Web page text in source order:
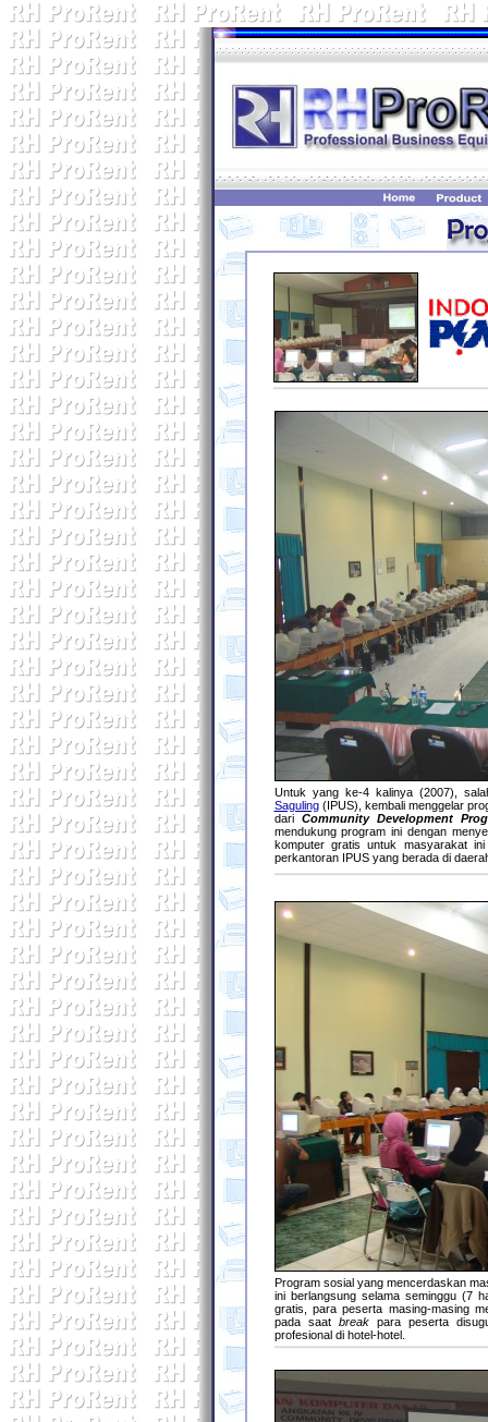
Untuk yang ke-4 kalinya (2007),
Saguling(IPUS), kembali menggelar
dari Community Development
mendukung program ini dengan
komputer gratis untuk masyarakat
perkantoran IPUS yang berada di
Program sosial yang mencerdaskan
ini berlangsung selama seminggu (7
gratis, para peserta masing-masing
pada saat breakpara peserta
profesional di hotel-hotel.